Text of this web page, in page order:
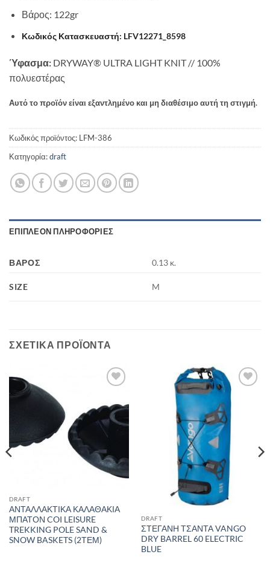
Βάρος: 122gr
Κωδικός Κατασκευαστή: LFV12271_8598
Ύφασμα: DRYWAY® ULTRA LIGHT KNIT // 100%
πολυεστέρας
Αυτό το προϊόν είναι εξαντλημένο και μη διαθέσιμο αυτή τη στιγμή.
Κωδικός προϊόντος: LFM-386
Κατηγορία:draft
ΕΠΙΠΛΈΟΝ ΠΛΗΡΟΦΟΡΊΕΣ
ΒΆΡΟΣ 0.13 κ.
SIZE M
ΣΧΕΤΙΚΆ ΠΡΟΪΌΝΤΑ
wishlist
DRAFT
ΑΝΤΑΛΛΑΚΤΙΚΑ ΚΑΛΑΘΑΚΙΑ
ΜΠΑΤΟΝ COI LEISURE
TREKKING POLE SAND &
SNOW BASKETS (2ΤΕΜ)
DRAFT
ΣΤΕΓΑΝΗ ΤΣΑΝΤΑ VANGO
DRY BARREL 60 ELECTRIC
BLUE